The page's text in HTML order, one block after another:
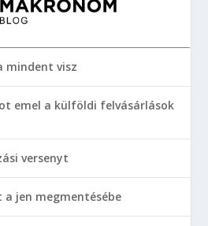
mindent visz
emel a külföldi felvásárlások
versenyt
jen megmentésébe